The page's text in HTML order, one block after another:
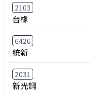
2103
台橡
6426
統新
2031
新光鋼